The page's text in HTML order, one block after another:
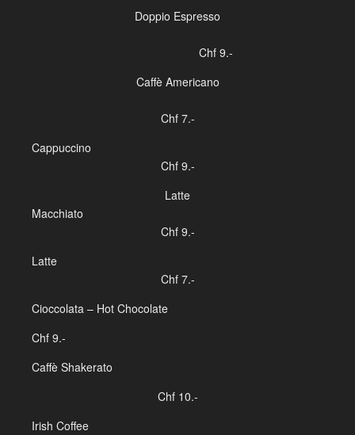
Doppio Espresso
Chf 9.-
Caffè Americano
Chf 7.-
Chf 9.-
Latte
Chf 9.-
Chf 7.-
Cioccolata – Hot Chocolate
Chf 9.-
Caffè Shakerato
Chf 10.-
Irish Coffee